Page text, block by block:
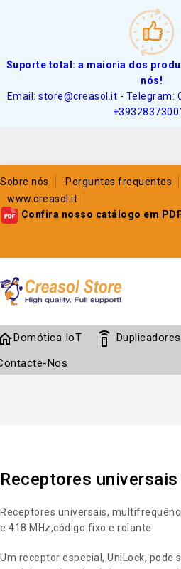
Suporte total: a maioria dos
nós!
Email: store@creasol.it - Telegram:
Sobre nós
Perguntas frequentes
www.creasol.it
Confira nosso catálogo em
Domótica IoT settings_remote
Nos
Receptores
Receptores universais,
e 418 MHz,código fixo e rolante
Um receptor especial, UniLock,